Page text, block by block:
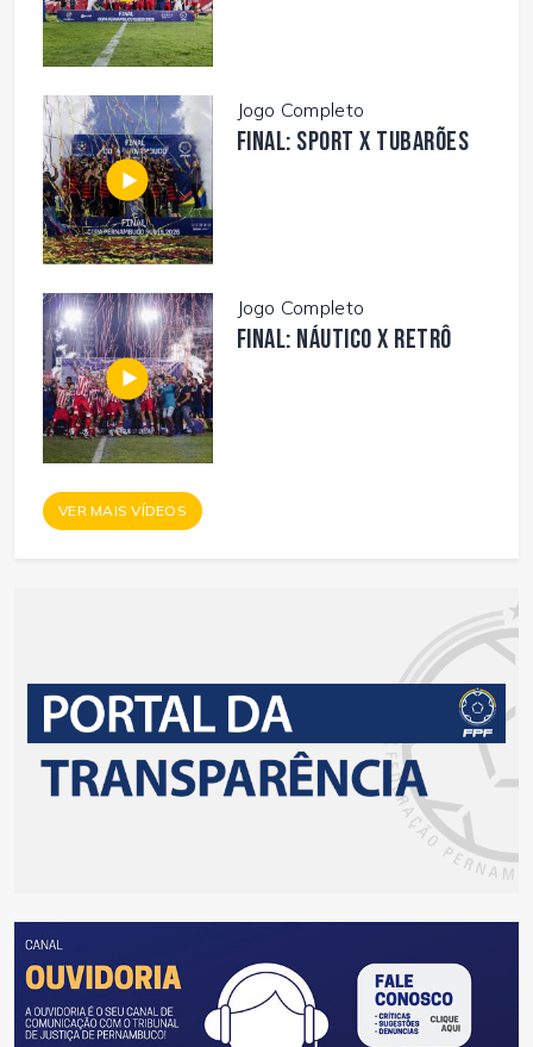
Jogo Completo
FINAL: SPORT X TUBARÕES
Jogo Completo
FINAL: NÁUTICO X RETRÔ
VER MAIS VÍDEOS